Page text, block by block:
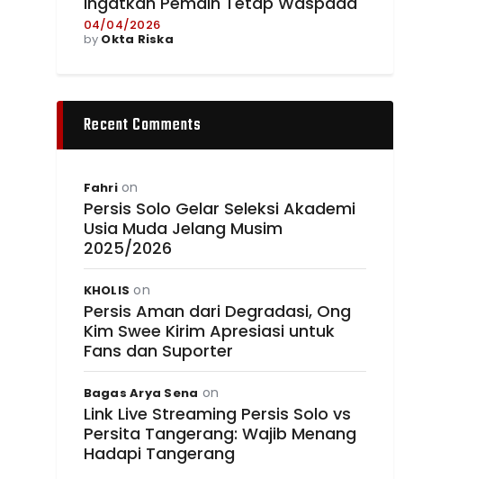
04/04/2026
by Okta Riska
Recent Comments
Fahrion
Persis Solo Gelar Seleksi Akademi
Usia Muda Jelang Musim
2025/2026
KHOLIS on
Persis Aman dari Degradasi, Ong
Kim Swee Kirim Apresiasi untuk
Fans dan Suporter
Bagas Arya Sena on
Link Live Streaming Persis Solo vs
Persita Tangerang: Wajib Menang
Hadapi Tangerang